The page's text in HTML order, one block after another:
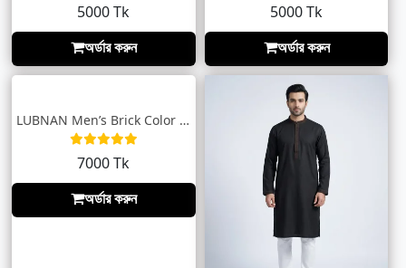
5000 Tk
অর্ডার করুন
5000 Tk
অর্ডার করুন
LUBNAN Men’s Brick Color Regular Fit Pre...
7000 Tk
অর্ডার করুন